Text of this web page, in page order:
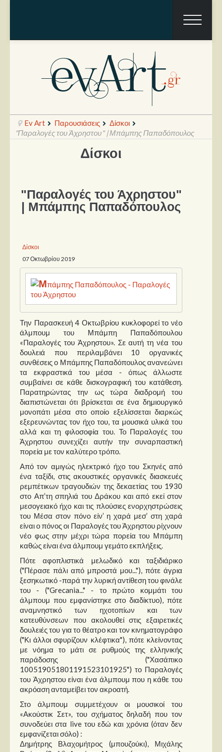
Θέατρο
Συνεντεύξεις
Παρουσιάσεις
Δίσκοι
Σειρές
Ταινίες
Βιβλία
Video News
Καλλιτέχνες
Μουσικοί
Διάφοροι
Εκτός Συνόρων
Νέα
Στήλες
Polls
Small Talk
Blog
Ev Art Παρουσιάσεις
Δίσκοι
"Παραλογές του Άχρηστου" | Μπάμπης Παπαδόπουλος
Δίσκοι
"Παραλογές του Άχρηστου"
| Μπάμπης Παπαδόπουλος
Δίσκοι
07 Οκτωβρίου 2019
Την Παρασκευή 4 Οκτωβρίου κυκλοφορεί το νέο
άλμπουμ του Μπάμπη Παπαδόπουλου
«Παραλογές του Άχρηστου». Σε αυτή τη νέα του
δουλειά που περιλαμβάνει 10 οργανικές
συνθέσεις ο Μπάμπης Παπαδόπουλος ανανεώνει
τα εκφραστικά του μέσα - όπως άλλωστε
συμβαίνει σε κάθε δισκογραφική του κατάθεση.
Παρατηρώντας την ως τώρα διαδρομή του
διαπιστώνεται ότι βρίσκεται σε ένα δημιουργικό
μονοπάτι μέσα στο οποίο εξελίσσεται διαρκώς
εξερευνώντας τον ήχο του, τα μουσικά υλικά του
αλλά και τη φιλοσοφία του. Το Παραλογές του
Άχρηστου συνεχίζει αυτήν την συναρπαστική
πορεία με τον καλύτερο τρόπο.
Από τον αμιγώς ηλεκτρικό ήχο του Σκηνές από
ένα ταξίδι, στις ακουστικές οργανικές διασκευές
ρεμπέτικων τραγουδιών της δεκαετίας του 1930
στο Απ’τη σπηλιά του Δράκου και από εκεί στον
μεσογειακό ήχο και τις πλούσιες ενορχηστρώσεις
του Μέσα στον πόνο είν’ η χαρά μεσ’ στη χαρά
είναι ο πόνος οι Παραλογές του Άχρηστου ρίχνουν
νέο φως στην μέχρι τώρα πορεία του Μπάμπη
καθώς είναι ένα άλμπουμ γεμάτο εκπλήξεις.
Πότε αφοπλιστικά μελωδικό και ταξιδιάρικο
("Πέρασε πάλι από μπροστά μου..."), πότε άγρια
ξεσηκωτικό -παρά την λυρική αντίθεση του φινάλε
του - ("Grecania..." - το πρώτο κομμάτι του
άλμπουμ που εμφανίστηκε στο διαδίκτυο), πότε
αναμνηστικό των ηχοτοπίων και των
κατευθύνσεων που ακολουθεί στις εξαιρετικές
δουλειές του για το θέατρο και τον κινηματογράφο
("Κι άλλοι σφυρίζουν κλέφτικα"), πότε κλείνοντας
με νόημα το μάτι σε ρυθμούς της ελληνικής
παράδοσης ("Χασάπικο
100519051801191523101925") το Παραλογές
του Άχρηστου είναι ένα άλμπουμ που η κάθε του
ακρόαση ανταμείβει τον ακροατή.
Στο άλμπουμ συμμετέχουν οι μουσικοί του
«Ακούστικ Σετ», του σχήματος δηλαδή που τον
συνοδεύει στα live του εδώ και χρόνια (όταν δεν
εμφανίζεται σόλο) :
Δημήτρης Βλαχομήτρος (μπουζούκι), Μιχάλης